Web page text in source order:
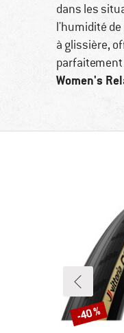
dans les
l'humidité de
à glissière,
parfaitement
Women's
Remise
-40 %